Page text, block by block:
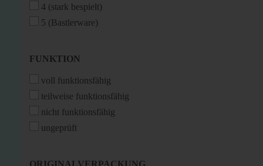
4 (stark bespielt)
5 (Bastlerware)
FUNKTION
FUNKTION
voll funktionsfähig
teilweise funktionsfähig
nicht funktionsfähig
ungeprüft
ORIGINALVERPACKUNG
ORIGINALVERPACKUNG